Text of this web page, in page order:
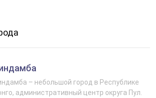
– небольшой город в Республике
административный центр округа Пул.